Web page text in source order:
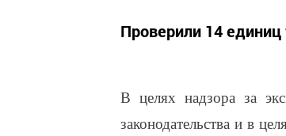
Проверили 14 единиц
В целях надзора за
законодательства и в